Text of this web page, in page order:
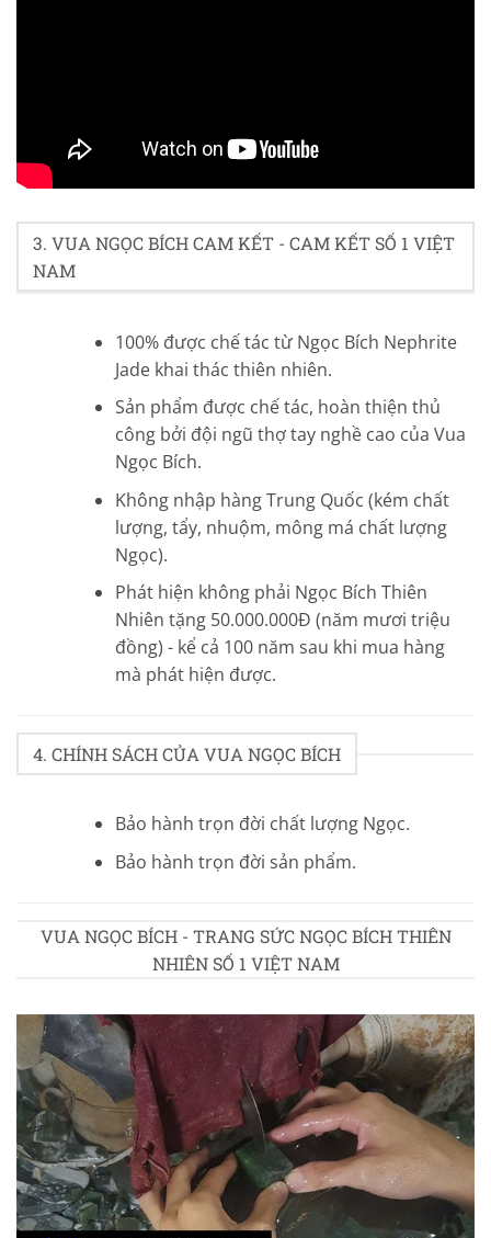
4.6/5 - (26 bình chọn)
3. VUA NGỌC BÍCH CAM KẾT - CAM KẾT SỐ 1 VIỆT
NAM
100% được chế tác từ Ngọc Bích Nephrite
Jade khai thác thiên nhiên.
Sản phẩm được chế tác, hoàn thiện thủ
công bởi đội ngũ thợ tay nghề cao của Vua
Ngọc Bích.
Không nhập hàng Trung Quốc (kém chất
lượng, tẩy, nhuộm, mông má chất lượng
Ngọc).
Phát hiện không phải Ngọc Bích Thiên
Nhiên tặng 50.000.000Đ (năm mươi triệu
đồng) - kể cả 100 năm sau khi mua hàng
mà phát hiện được.
4. CHÍNH SÁCH CỦA VUA NGỌC BÍCH
Bảo hành trọn đời chất lượng Ngọc.
Bảo hành trọn đời sản phẩm.
VUA NGỌC BÍCH - TRANG SỨC NGỌC BÍCH THIÊN
NHIÊN SỐ 1 VIỆT NAM